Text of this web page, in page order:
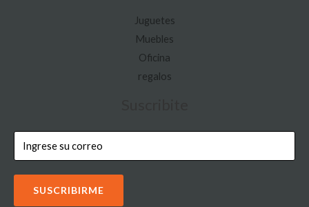
Juguetes
Muebles
Oficina
regalos
SUSCRIBIRME